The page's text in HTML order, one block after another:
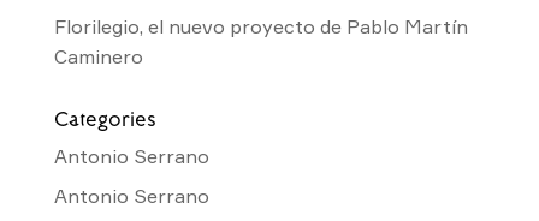
Florilegio, el nuevo proyecto de Pablo Martín
Caminero
Categories
Antonio Serrano
Antonio Serrano